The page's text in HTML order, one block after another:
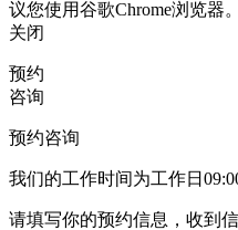
议您使用谷歌Chrome浏览器。
关闭
预约
咨询
预约咨询
我们的工作时间为工作日
请填写你的预约信息，收到